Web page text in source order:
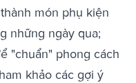
món phụ kiện
những ngày qua;
"chuẩn" phong cách
khảo các gợi ý